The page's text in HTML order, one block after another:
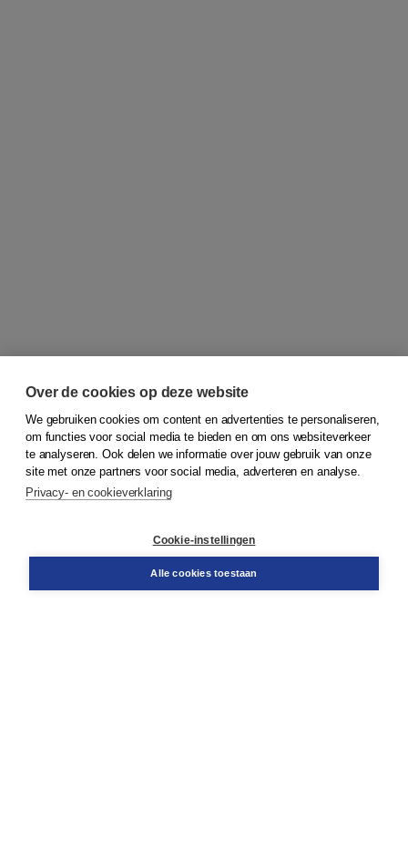
© 2026Koninklijke Boom uitgevers
Bestellen
Over de cookies op deze website
We gebruiken cookies om content en advertenties te personaliseren,
om functies voor social media te bieden en om ons websiteverkeer
te analyseren. Ook delen we informatie over jouw gebruik van onze
site met onze partners voor social media, adverteren en analyse.
Privacy- en cookieverklaring
Cookie-instellingen
Alle cookies toestaan